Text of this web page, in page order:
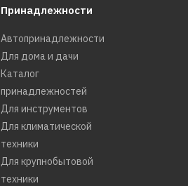
Принадлежности
Автопринадлежности
Для дома и дачи
Каталог
принадлежностей
Для инструментов
Для климатической
техники
Для крупнобытовой
техники